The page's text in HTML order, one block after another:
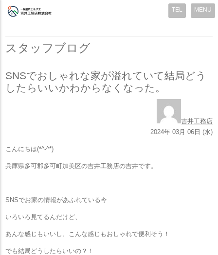
MENU
スタッフブログ
SNSでおしゃれな家が溢れていて結局どう
したらいいかわからなくなった。
吉井工務店
2024年 03月 06日 (水)
こんにちは(*^-^*)
兵庫県多可郡多可町加美区の吉井工務店の吉井です。
SNSでお家の情報があふれている今
いろいろ見てるんだけど、
あんな感じもいいし、こんな感じもおしゃれで便利そう！
でも結局どうしたらいいの？！